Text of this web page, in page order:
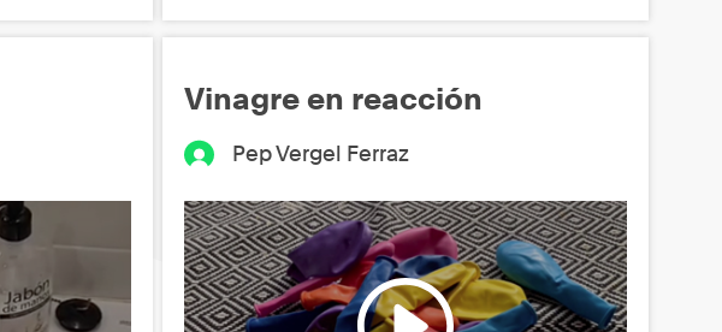
Vinagre en reacción
Pep Vergel Ferraz